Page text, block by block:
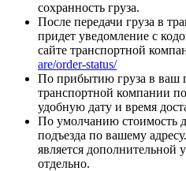
сохранность груза.
После передачи груза в
придет уведомление с
сайте транспортной
are/order-status/
По прибытию груза в ваш
транспортной компании
удобную дату и время
По умолчанию стоимость
подъезда по вашему
является дополнительной
отдельно.